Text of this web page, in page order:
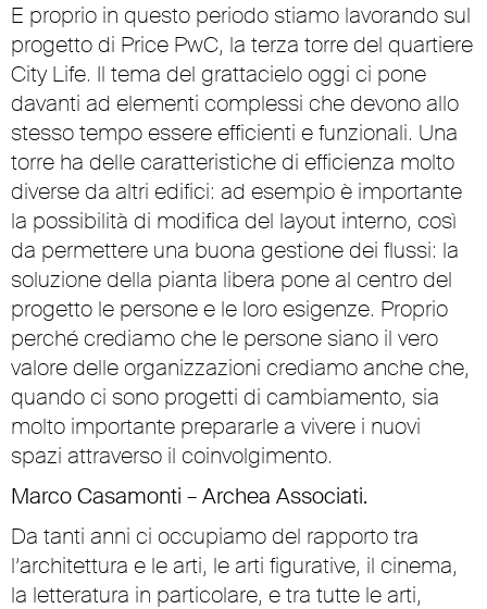
E proprio in questo periodo stiamo lavorando sul
progetto di Price PwC, la terza torre del quartiere
City Life. Il tema del grattacielo oggi ci pone
davanti ad elementi complessi che devono allo
stesso tempo essere efficienti e funzionali. Una
torre ha delle caratteristiche di efficienza molto
diverse da altri edifici: ad esempio è importante
la possibilità di modifica del layout interno, così
da permettere una buona gestione dei flussi: la
soluzione della pianta libera pone al centro del
progetto le persone e le loro esigenze. Proprio
perché crediamo che le persone siano il vero
valore delle organizzazioni crediamo anche che,
quando ci sono progetti di cambiamento, sia
molto importante prepararle a vivere i nuovi
spazi attraverso il coinvolgimento.
Marco Casamonti – Archea Associati.
Da tanti anni ci occupiamo del rapporto tra
l’architettura e le arti, le arti figurative, il cinema,
la letteratura in particolare, e tra tutte le arti,